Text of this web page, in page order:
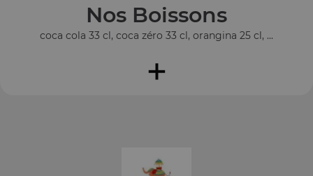
Nos Boissons
coca cola 33 cl, coca zéro 33 cl, orangina 25 cl, ...
+